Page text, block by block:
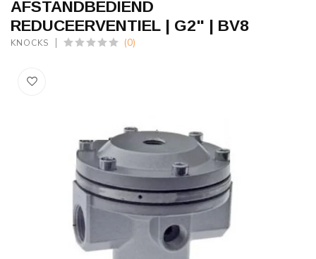
AFSTANDBEDIEND
REDUCEERVENTIEL | G2" | BV8
KNOCKS (0)